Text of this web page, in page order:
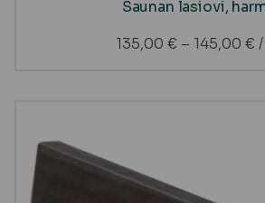
Saunan lasiovi,
135,00 € – 145,00 €